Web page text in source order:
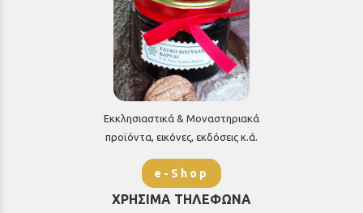
Εκκλησιαστικά & Μοναστηριακά
προϊόντα, εικόνες, εκδόσεις κ.ά.
e-Shop
ΧΡΗΣΙΜΑ ΤΗΛΕΦΩΝΑ